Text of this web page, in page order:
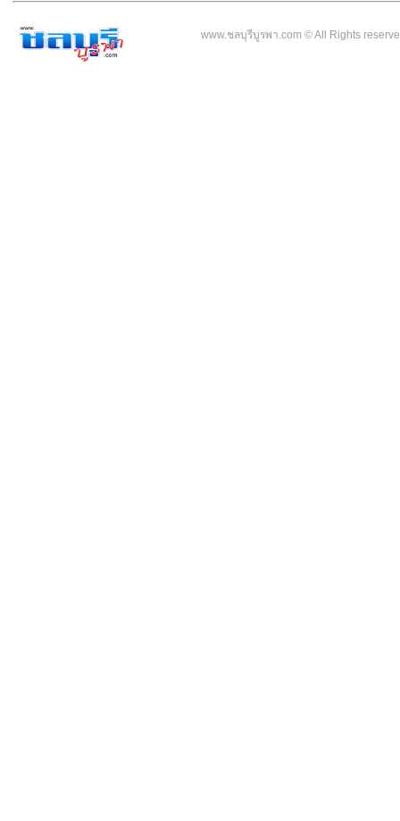
www.ชลบุรีบูรพา.com © All Rights